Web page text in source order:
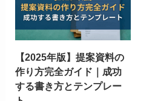
【2025年版】提案資料の
作り方完全ガイド｜成功
する書き方とテンプレー